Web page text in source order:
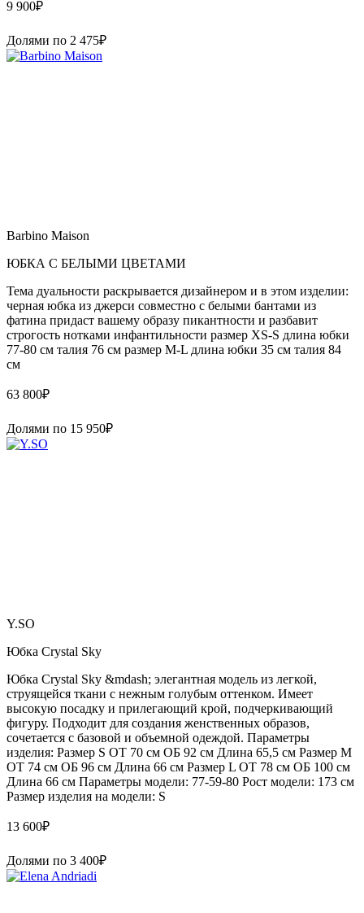
9 900₽
Долями по 2 475₽
Barbino Maison
ЮБКА С БЕЛЫМИ ЦВЕТАМИ
Тема дуальности раскрывается дизайнером и в этом изделии:
черная юбка из джерси совместно с белыми бантами из
фатина придаст вашему образу пикантности и разбавит
строгость нотками инфантильности размер XS-S длина юбки
77-80 см талия 76 см размер M-L длина юбки 35 см талия 84
см
63 800₽
Долями по 15 950₽
Y.SO
Юбка Crystal Sky
Юбка Crystal Sky &mdash; элегантная модель из легкой,
струящейся ткани с нежным голубым оттенком. Имеет
высокую посадку и прилегающий крой, подчеркивающий
фигуру. Подходит для создания женственных образов,
сочетается с базовой и объемной одеждой. Параметры
изделия: Размер S ОТ 70 см ОБ 92 см Длина 65,5 см Размер М
ОТ 74 см ОБ 96 см Длина 66 см Размер L ОТ 78 см ОБ 100 см
Длина 66 см Параметры модели: 77-59-80 Рост модели: 173 см
Размер изделия на модели: S
13 600₽
Долями по 3 400₽